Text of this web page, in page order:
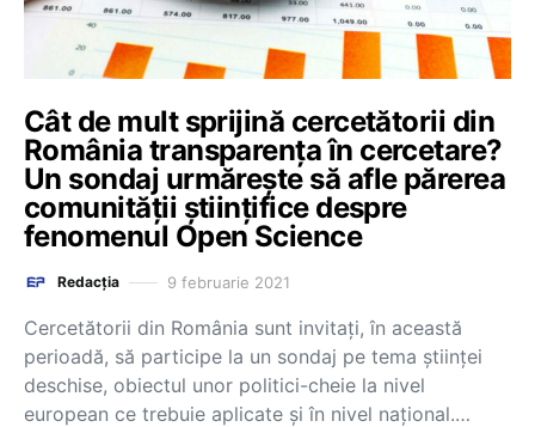
Cât de mult sprijină cercetătorii din
România transparența în cercetare?
Un sondaj urmărește să afle părerea
comunității științifice despre
fenomenul Open Science
Redacția 9 februarie 2021
Cercetătorii din România sunt invitați, în această
perioadă, să participe la un sondaj pe tema științei
deschise, obiectul unor politici-cheie la nivel
european ce trebuie aplicate și în nivel național.…